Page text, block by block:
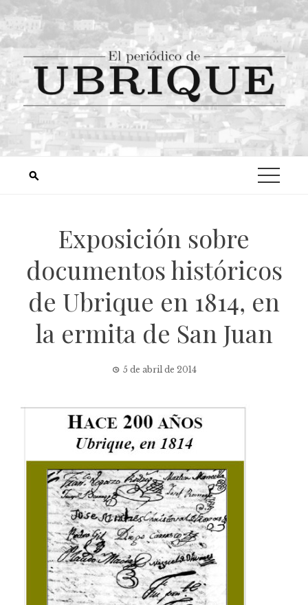
Exposición sobre
documentos históricos
de Ubrique en 1814, en
la ermita de San Juan
5 de abril de 2014